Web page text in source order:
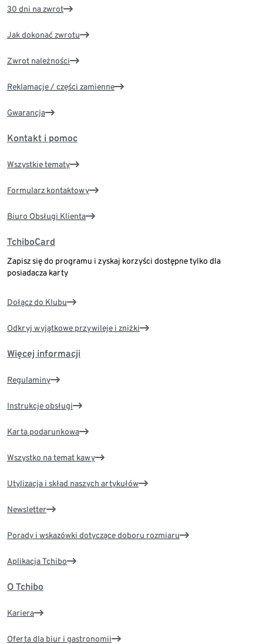
30 dni na zwrot
Jak dokonać zwrotu
Zwrot należności
Reklamacje / części zamienne
Gwarancja
Kontakt i pomoc
Wszystkie tematy
Formularz kontaktowy
Biuro Obsługi Klienta
TchiboCard
Zapisz się do programu i zyskaj korzyści dostępne tylko dla
posiadacza karty
Dołącz do Klubu
Odkryj wyjątkowe przywileje i zniżki
Więcej informacji
Regulaminy
Instrukcje obsługi
Karta podarunkowa
Wszystko na temat kawy
Utylizacja i skład naszych artykułów
Newsletter
Porady i wskazówki dotyczące doboru rozmiaru
Aplikacja Tchibo
O Tchibo
Kariera
Oferta dla biur i gastronomii